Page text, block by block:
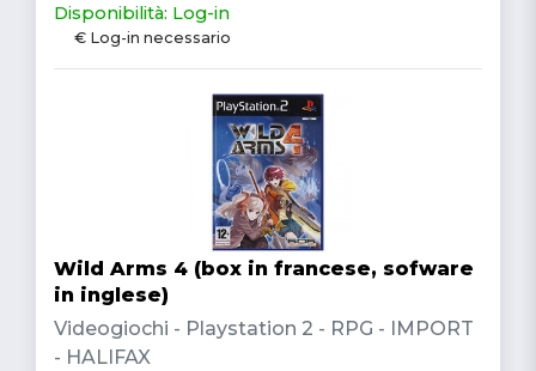
Disponibilità: Log-in
€ Log-in necessario
Wild Arms 4 (box in francese, sofware
in inglese)
Videogiochi - Playstation 2 - RPG - IMPORT
- HALIFAX